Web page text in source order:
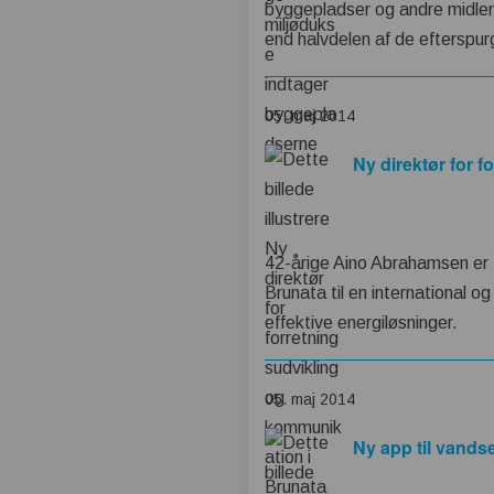
byggepladser og andre
end halvdelen af de
05. maj 2014
Ny direktør for
42-årige Aino Abrahamsen
Brunata til en international
effektive energiløsninger.
05. maj 2014
Ny app til